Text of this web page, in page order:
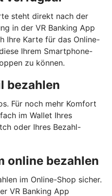
steht direkt nach der
in der VR Banking App
Ihre Karte für das Online-
Ihrem Smartphone-
zu können.
bezahlen
Für noch mehr Komfort
im Wallet Ihres
oder Ihres Bezahl-
online bezahlen
im Online-Shop sicher.
VR Banking App